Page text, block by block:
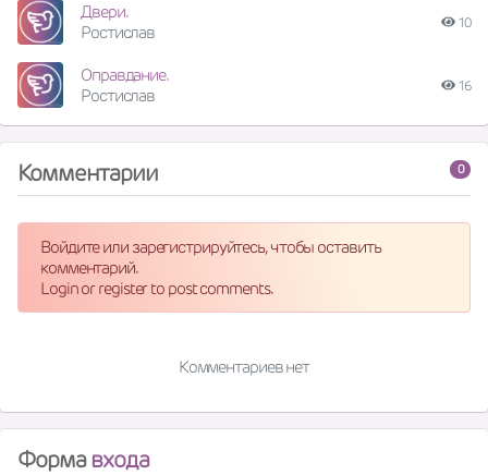
Двери.
Ростислав
10
Оправдание.
Ростислав
16
0
Комментарии
Войдите или зарегистрируйтесь, чтобы оставить
комментарий.
Login or register to post comments.
Комментариев нет
Формавхода